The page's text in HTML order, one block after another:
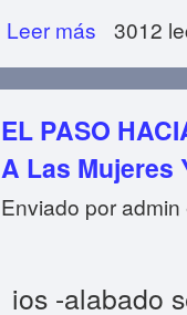
Leer más sobre EL
3012
EL PASO
A Las Mujeres
Enviado poradmin
ios -alabado